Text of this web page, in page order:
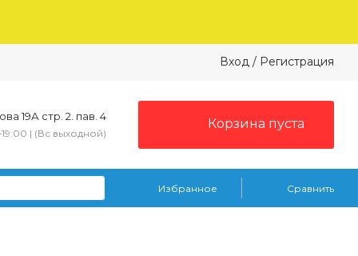
Вход / Регистрация
19А стр. 2. пав. 4
| (Вс выходной)
Корзина пуста
Избранное Сравнить